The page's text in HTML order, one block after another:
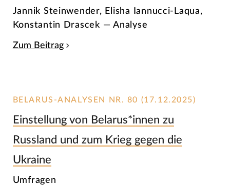
Jannik Steinwender, Elisha Iannucci-Laqua,
Konstantin Drascek — Analyse
Zum Beitrag
BELARUS-ANALYSEN NR. 80 (17.12.2025)
Einstellung von Belarus*innen zu
Russland und zum Krieg gegen die
Ukraine
Umfragen